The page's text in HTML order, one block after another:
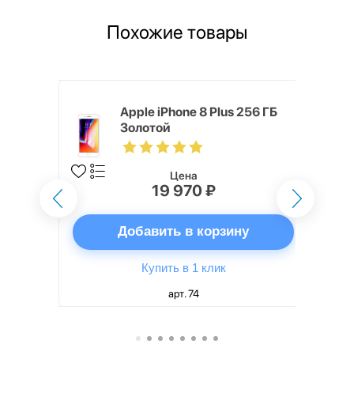
Похожие товары
Apple iPhone 8 Plus 256 ГБ
Золотой
Цена
19 970 ₽
Добавить в корзину
Купить в 1 клик
арт. 74